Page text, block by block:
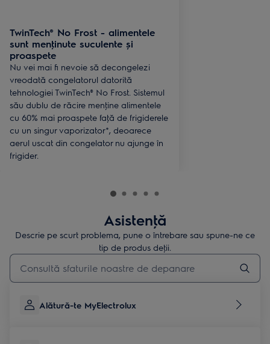
TwinTech® No Frost - alimentele
sunt menţinute suculente și
proaspete
Nu vei mai fi nevoie să decongelezi
vreodată congelatorul datorită
tehnologiei TwinTech® No Frost. Sistemul
său dublu de răcire menţine alimentele
cu 60% mai proaspete faţă de frigiderele
cu un singur vaporizator*, deoarece
aerul uscat din congelator nu ajunge în
frigider.
Asistenţă
Descrie pe scurt problema, pune o întrebare sau spune-ne ce
tip de produs deţii.
Type to search for support articles
Alătură-te MyElectrolux